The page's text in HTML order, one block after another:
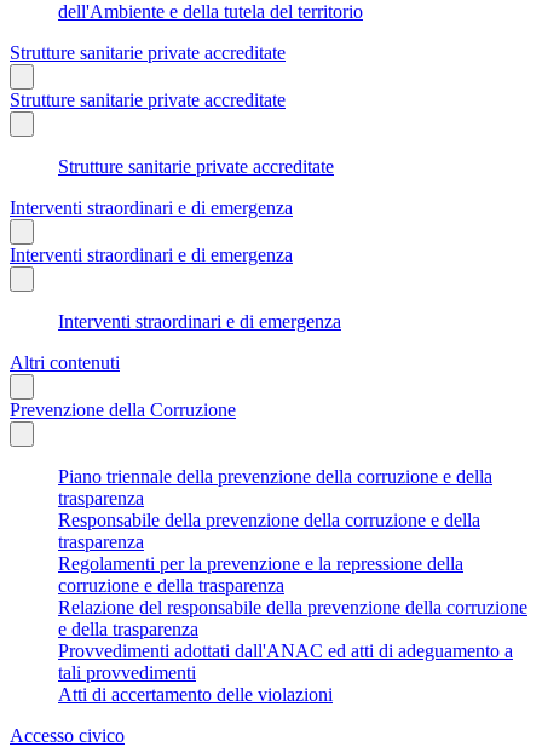
dell'Ambiente e della tutela del territorio
Strutture sanitarie private accreditate
Strutture sanitarie private accreditate
Strutture sanitarie private accreditate
Interventi straordinari e di emergenza
Interventi straordinari e di emergenza
Interventi straordinari e di emergenza
Altri contenuti
Prevenzione della Corruzione
Piano triennale della prevenzione della corruzione e della
trasparenza
Responsabile della prevenzione della corruzione e della
trasparenza
Regolamenti per la prevenzione e la repressione della
corruzione e della trasparenza
Relazione del responsabile della prevenzione della corruzione
e della trasparenza
Provvedimenti adottati dall'ANAC ed atti di adeguamento a
tali provvedimenti
Atti di accertamento delle violazioni
Accesso civico